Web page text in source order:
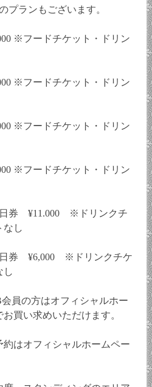
プランもございます。
※フードチケット・ドリン
※フードチケット・ドリン
※フードチケット・ドリン
※フードチケット・ドリン
日券 ¥11.000 ※ドリンクチ
なし
日券 ¥6,000 ※ドリンクチケ
し
員の方はオフィシャルホー
買い求めいただけます。
はオフィシャルホームペー